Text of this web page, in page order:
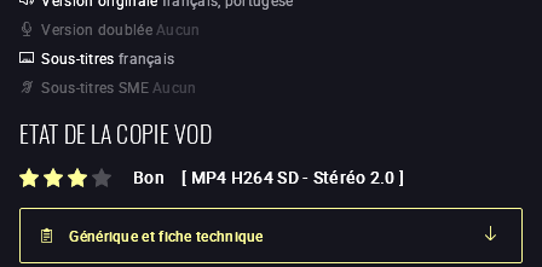
Version doublée Aucun
Sous-titres français
Sous-titres SME Aucun
ETAT DE LA COPIE VOD
Bon [ MP4 H264 SD- Stéréo 2.0 ]
Générique et fiche technique